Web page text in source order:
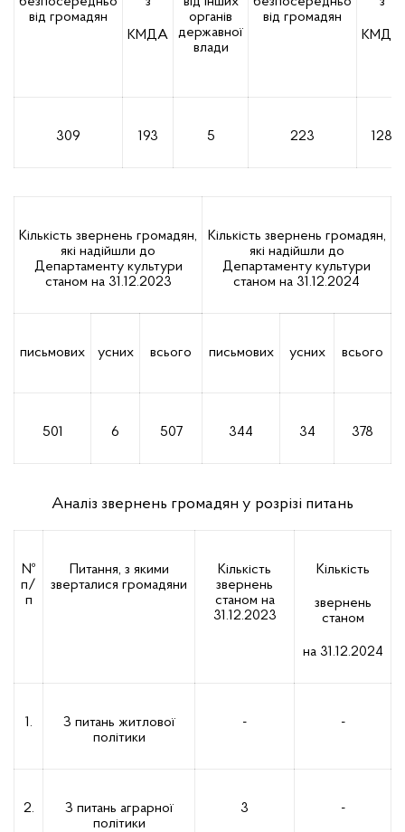
від громадян
КМДА
органів
державної
влади
від громадян
КМДА
309 193 5 223 128
Кількість звернень громадян,
які надійшли до
Департаменту культури
станом на 31.12.2023
Кількість звернень громадян,
які надійшли до
Департаменту культури
станом на 31.12.2024
письмових усних всього письмових усних всього
501 6 507 344 34 378
Аналіз звернень громадян у розрізі питань
№
п/
п
Питання, з якими
зверталися громадяни
Кількість
звернень
станом на
31.12.2023
Кількість
звернень
станом
на 31.12.2024
1.
З питань житлової
політики
- -
2.
З питань аграрної
політики
3 -